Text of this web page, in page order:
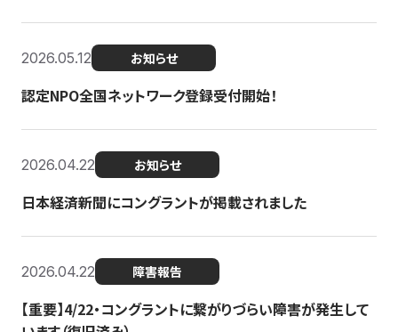
2026.05.12 お知らせ
認定NPO全国ネットワーク登録受付開始！
2026.04.22 お知らせ
日本経済新聞にコングラントが掲載されました
2026.04.22 障害報告
【重要】4/22・コングラントに繋がりづらい障害が発生して